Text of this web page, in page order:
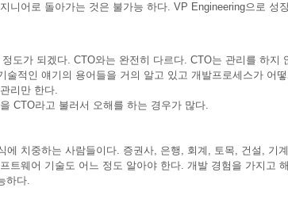
니어로 돌아가는 것은 불가능 하다. VP Engineering으로 성
도가 되겠다. CTO와는 완전히 다르다. CTO는 관리를 하지
술적인 얘기의 용어들을 거의 알고 있고 개발프로세스가 어
리만 한다.
CTO라고 불러서 오해를 하는 경우가 많다.
에 치중하는 사람들이다. 증권사, 은행, 회계, 토목, 건설, 기
트웨어 기술도 어느 정도 알아야 한다. 개발 경험을 가지고
하다.